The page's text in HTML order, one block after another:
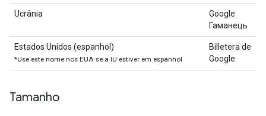
Ucrânia
Google
Гаманець
Estados Unidos (espanhol)
*Use este nome nos EUA se a IU estiver em espanhol
Billetera de
Google
Tamanho